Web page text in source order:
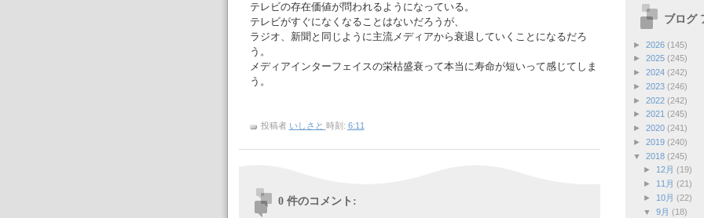
テレビの存在価値が問われるようになっている。
テレビがすぐになくなることはないだろうが、
ラジオ、新聞と同じように主流メディアから衰退していくことになるだろ
う。
メディアインターフェイスの栄枯盛衰って本当に寿命が短いって感じてしま
う。
投稿者 いしさと 時刻: 6:11
0 件のコメント:
ブログ
► 2026 (145)
► 2025 (245)
► 2024 (242)
► 2023 (246)
► 2022 (242)
► 2021 (245)
► 2020 (241)
► 2019 (240)
▼ 2018 (245)
►
12月 (19)
►
11月 (21)
►
10月 (22)
▼ 9月 (18)